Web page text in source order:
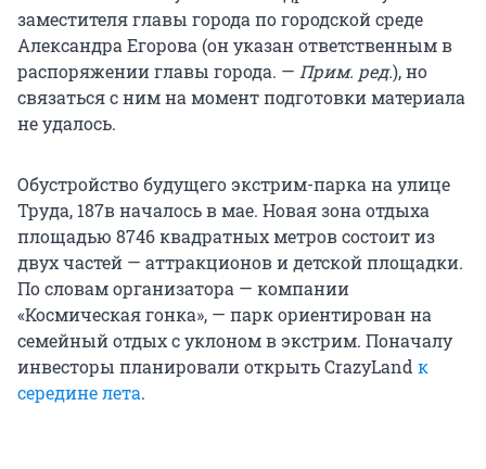
заместителя главы города по городской среде
Александра Егорова (он указан ответственным в
распоряжении главы города. — Прим. ред.), но
связаться с ним на момент подготовки материала
не удалось.
Обустройство будущего экстрим-парка на улице
Труда, 187в началось в мае. Новая зона отдыха
площадью 8746 квадратных метров состоит из
двух частей — аттракционов и детской площадки.
По словам организатора — компании
«Космическая гонка», — парк ориентирован на
семейный отдых с уклоном в экстрим. Поначалу
инвесторы планировали открыть CrazyLand к
середине лета.